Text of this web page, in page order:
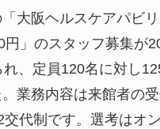
大阪ヘルスケアパビリ
円」のスタッフ募集が
れ、定員120名に対し
業務内容は来館者の
代制です。選考はオ